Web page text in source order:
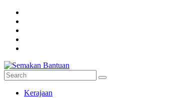
Skip
content
Semakan
Bantuan
Kerajaan